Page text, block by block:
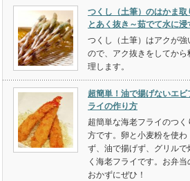
つくし（土筆）のはかま取
とあく抜き～茹でて水に浸
つくし（土筆）はアクが強
ので、アク抜きをしてから
理します。
超簡単！油で揚げないエビ
ライの作り方
超簡単な海老フライのつく
方です。卵と小麦粉を使わ
ず、油で揚げず、グリルで
く海老フライです。お弁当
おかずにぜひ！